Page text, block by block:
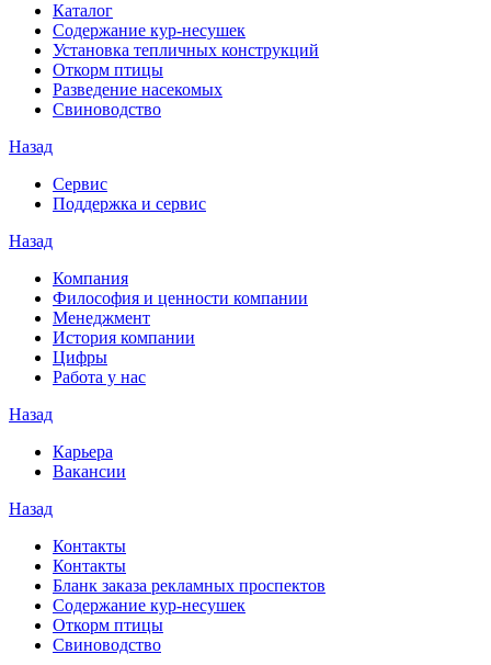
Каталог
Содержание кур-несушек
Установка тепличных конструкций
Откорм птицы
Разведение насекомых
Свиноводство
Назад
Сервис
Поддержка и сервис
Назад
Компания
Философия и ценности компании
Менеджмент
История компании
Цифры
Работа у нас
Назад
Карьера
Вакансии
Назад
Контакты
Контакты
Бланк заказа рекламных проспектов
Содержание кур-несушек
Откорм птицы
Свиноводство